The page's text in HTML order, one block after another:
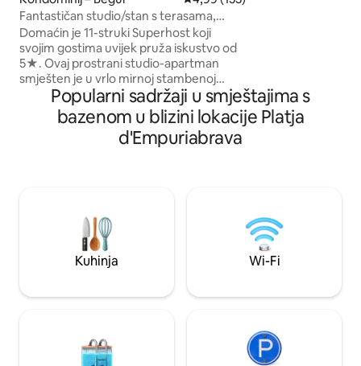
Fantastičan studio/stan s terasama,
bazenom i kabinom.
Domaćin je 11-struki Superhost koji
svojim gostima uvijek pruža iskustvo od
5★. Ovaj prostrani studio-apartman
smješten je u vrlo mirnoj stambenoj
četvrti Begura, na samo 20 minuta hoda
od centra grada. Studio ima potpuno
opremljenu kuhinju i prostranu
kupaonicu s velikom tuš-kabinom, WC-
dnevni boravak s udobnim kaučem, dva
stolića za kavu i ugodnom rasvjetom.
Popularni sadržaji u smještajima s
bazenom u blizini lokacije Platja
d'Empuriabrava
Kuhinja Wi-Fi